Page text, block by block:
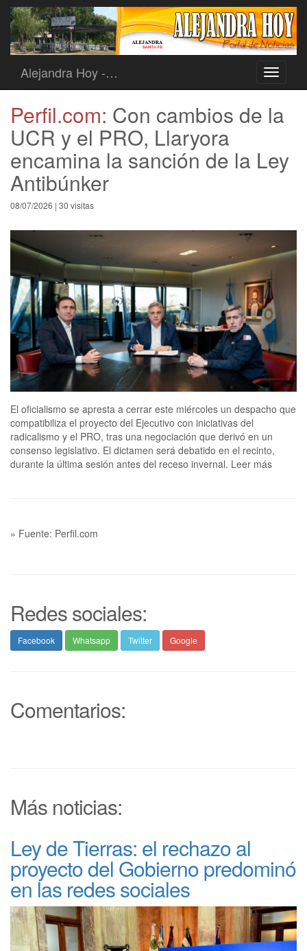
Toggle
Alejandra Hoy -…
Perfil.com: Con cambios de la
UCR y el PRO, Llaryora
encamina la sanción de la Ley
Antibúnker
08/07/2026 | 30 visitas
El oficialismo se apresta a cerrar este miércoles un despacho que
compatibiliza el proyecto del Ejecutivo con iniciativas del
radicalismo y el PRO, tras una negociación que derivó en un
consenso legislativo. El dictamen será debatido en el recinto,
durante la última sesión antes del receso invernal. Leer más
» Fuente: Perfil.com
Redes sociales:
Facebook Whatsapp Twitter Google
Comentarios:
Más noticias:
Ley de Tierras: el rechazo al
proyecto del Gobierno predominó
en las redes sociales